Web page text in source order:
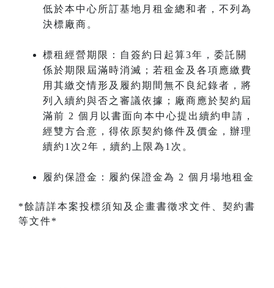
低於本中心所訂基地月租金總和者，不列為
決標廠商。
標租經營期限：自簽約日起算3年，委託關
係於期限屆滿時消滅；若租金及各項應繳費
用其繳交情形及履約期間無不良紀錄者，將
列入續約與否之審議依據；廠商應於契約屆
滿前 2 個月以書面向本中心提出續約申請，
經雙方合意，得依原契約條件及價金，辦理
續約1次2年，續約上限為1次。
履約保證金：履約保證金為 2 個月場地租金
*餘請詳本案投標須知及企畫書徵求文件、契約書
等文件*